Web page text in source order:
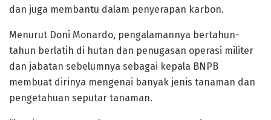
dan juga membantu dalam penyerapan karbon.
Menurut Doni Monardo, pengalamannya bertahun-
tahun berlatih di hutan dan penugasan operasi militer
dan jabatan sebelumnya sebagai kepala BNPB
membuat dirinya mengenai banyak jenis tanaman dan
pengetahuan seputar tanaman.